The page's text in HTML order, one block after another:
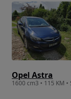
Opel Astra
1600 cm3 • 115 KM